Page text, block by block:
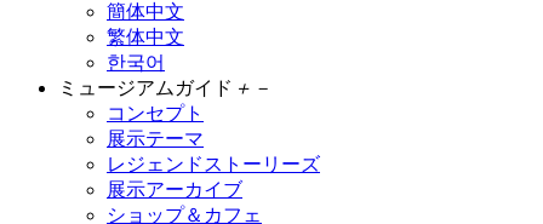
簡体中文
繁体中文
한국어
ミュージアムガイド ＋ －
コンセプト
展示テーマ
レジェンドストーリーズ
展示アーカイブ
ショップ＆カフェ